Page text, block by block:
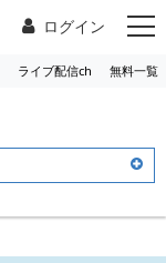
ログイン
ライブ配信ch 無料一覧